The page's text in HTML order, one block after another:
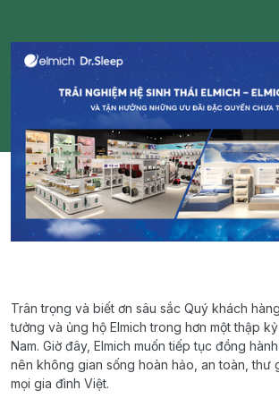
Trân trọng và biết ơn sâu sắc Quý khách
tưởng và ủng hộ Elmich trong hơn một thập
Nam. Giờ đây, Elmich muốn tiếp tục đồng
nên không gian sống hoàn hảo, an toàn, thư
mọi gia đình Việt.